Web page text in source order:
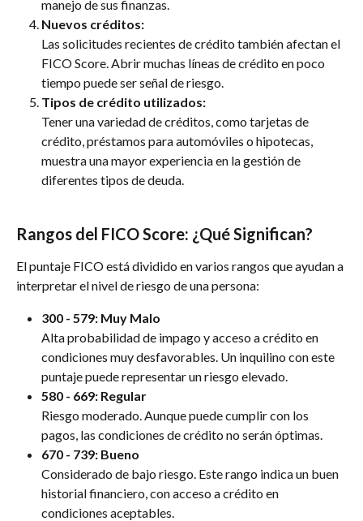
manejo de sus finanzas.
Nuevos créditos:
Las solicitudes recientes de crédito también afectan el
FICO Score. Abrir muchas líneas de crédito en poco
tiempo puede ser señal de riesgo.
Tipos de crédito utilizados:
Tener una variedad de créditos, como tarjetas de
crédito, préstamos para automóviles o hipotecas,
muestra una mayor experiencia en la gestión de
diferentes tipos de deuda.
Rangos del FICO Score: ¿Qué Significan?
El puntaje FICO está dividido en varios rangos que ayudan a
interpretar el nivel de riesgo de una persona:
300 - 579: Muy Malo
Alta probabilidad de impago y acceso a crédito en
condiciones muy desfavorables. Un inquilino con este
puntaje puede representar un riesgo elevado.
580 - 669: Regular
Riesgo moderado. Aunque puede cumplir con los
pagos, las condiciones de crédito no serán óptimas.
670 - 739: Bueno
Considerado de bajo riesgo. Este rango indica un buen
historial financiero, con acceso a crédito en
condiciones aceptables.